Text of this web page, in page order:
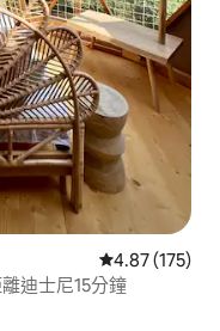
從 175 則評價
4.87 (175)
迪士尼15分鐘